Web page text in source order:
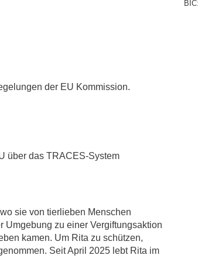
der EU Kommission.
über das TRACES-System
sie von tierlieben Menschen
Umgebung zu einer Vergiftungsaktion
kamen. Um Rita zu schützen,
Seit April 2025 lebt Rita im
BIC: